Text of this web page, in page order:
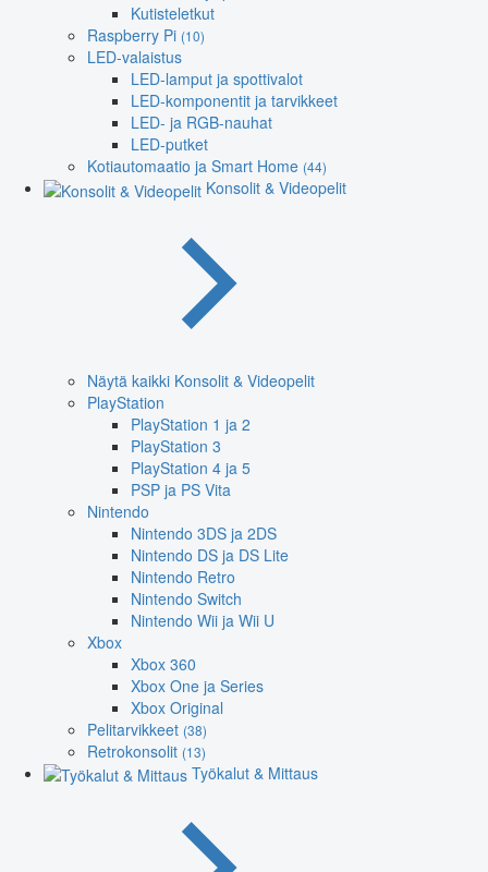
Kutisteletkut
Raspberry Pi (10)
LED-valaistus
LED-lamput ja spottivalot
LED-komponentit ja tarvikkeet
LED- ja RGB-nauhat
LED-putket
Kotiautomaatio ja Smart Home (44)
Konsolit & Videopelit
Näytä kaikki Konsolit & Videopelit
PlayStation
PlayStation 1 ja 2
PlayStation 3
PlayStation 4 ja 5
PSP ja PS Vita
Nintendo
Nintendo 3DS ja 2DS
Nintendo DS ja DS Lite
Nintendo Retro
Nintendo Switch
Nintendo Wii ja Wii U
Xbox
Xbox 360
Xbox One ja Series
Xbox Original
Pelitarvikkeet (38)
Retrokonsolit (13)
Työkalut & Mittaus